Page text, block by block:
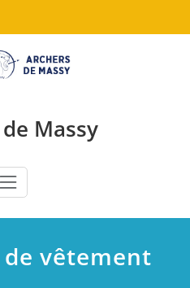
Massy
vêtement